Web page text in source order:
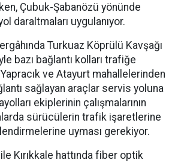
Çubuk-Şabanözü yönünde
daraltmaları uygulanıyor.
Turkuaz Köprülü Kavşağı
bazı bağlantı kolları trafiğe
Yapracık ve Atayurt mahallelerinden
sağlayan araçlar servis yoluna
ekiplerinin çalışmalarının
sürücülerin trafik işaretlerine
uyması gerekiyor.
Kırıkkale hattında fiber optik